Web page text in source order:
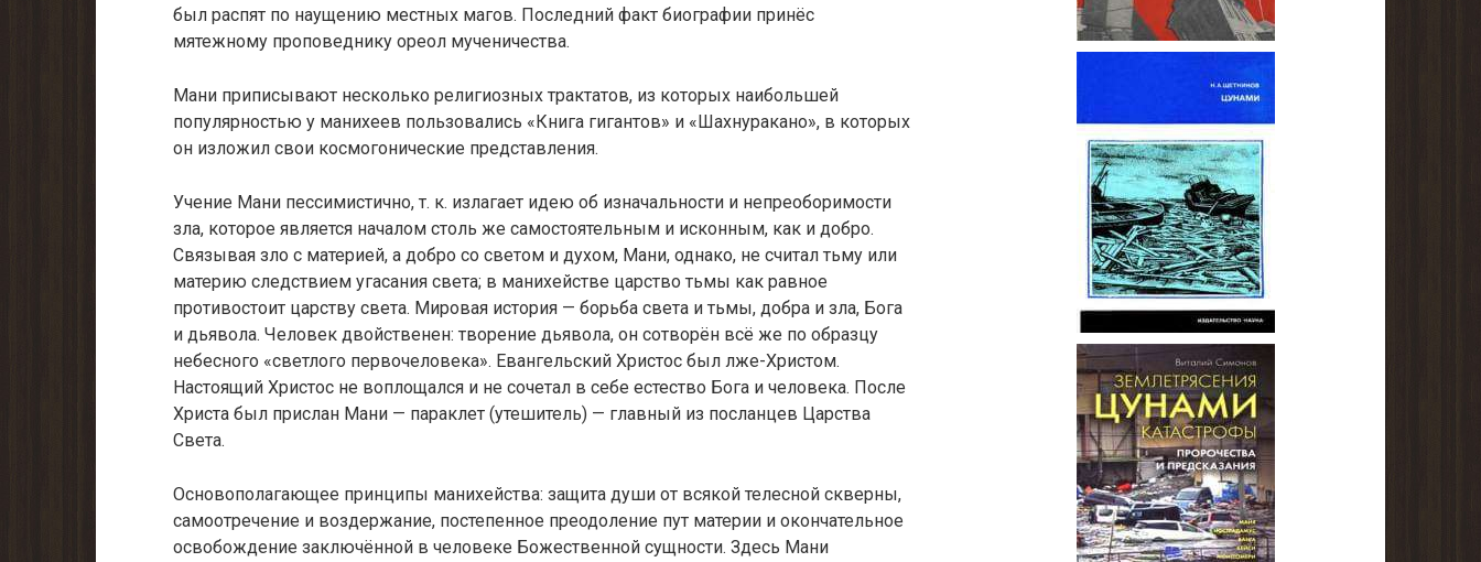
был распят по наущению местных магов. Последний факт биографии принёс
мятежному проповеднику ореол мученичества.
Мани приписывают несколько религиозных трактатов, из которых наибольшей
популярностью у манихеев пользовались «Книга гигантов» и «Шахнуракано», в которых
он изложил свои космогонические представления.
Учение Мани пессимистично, т. к. излагает идею об изначальности и непреоборимости
зла, которое является началом столь же самостоятельным и исконным, как и добро.
Связывая зло с материей, а добро со светом и духом, Мани, однако, не считал тьму или
материю следствием угасания света; в манихействе царство тьмы как равное
противостоит царству света. Мировая история — борьба света и тьмы, добра и зла, Бога
и дьявола. Человек двойственен: творение дьявола, он сотворён всё же по образцу
небесного «светлого первочеловека». Евангельский Христос был лже-Христом.
Настоящий Христос не воплощался и не сочетал в себе естество Бога и человека. После
Христа был прислан Мани — параклет (утешитель) — главный из посланцев Царства
Света.
Основополагающее принципы манихейства: защита души от всякой телесной скверны,
самоотречение и воздержание, постепенное преодоление пут материи и окончательное
освобождение заключённой в человеке Божественной сущности. Здесь Мани